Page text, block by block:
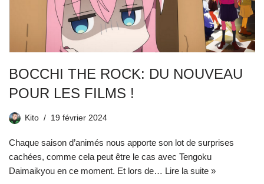
BOCCHI THE ROCK: DU NOUVEAU
POUR LES FILMS !
Kito 19 février 2024
Chaque saison d’animés nous apporte son lot de surprises
cachées, comme cela peut être le cas avec Tengoku
Daimaikyou en ce moment. Et lors de… Lire la suite »